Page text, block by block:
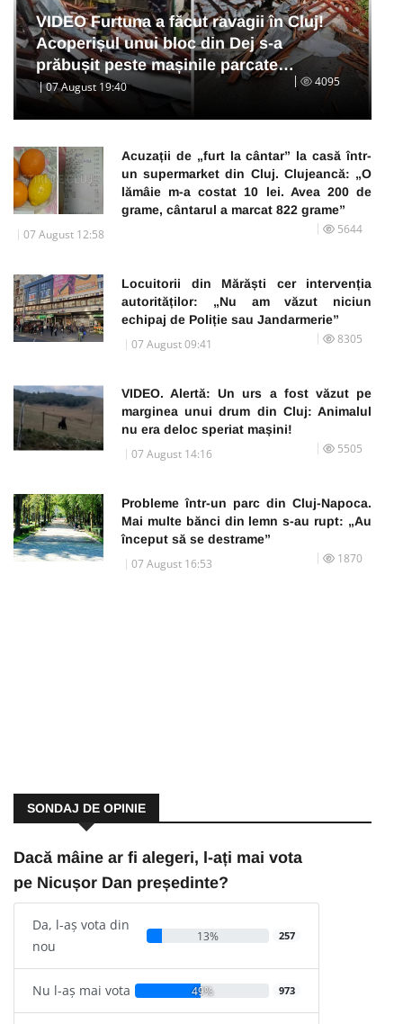
VIDEO Furtuna a făcut ravagii în Cluj!
Acoperișul unui bloc din Dej s-a
prăbușit peste mașinile parcate…
07 August 19:40 4095
Acuzații de „furt la cântar” la casă într-
un supermarket din Cluj. Clujeancă: „O
lămâie m-a costat 10 lei. Avea 200 de
grame, cântarul a marcat 822 grame”
07 August 12:58 5644
Locuitorii din Mărăști cer intervenția
autorităților: „Nu am văzut niciun
echipaj de Poliție sau Jandarmerie”
07 August 09:41 8305
VIDEO. Alertă: Un urs a fost văzut pe
marginea unui drum din Cluj: Animalul
nu era deloc speriat mașini!
07 August 14:16 5505
Probleme într-un parc din Cluj-Napoca.
Mai multe bănci din lemn s-au rupt: „Au
început să se destrame”
07 August 16:53 1870
SONDAJ DE OPINIE
Dacă mâine ar fi alegeri, l-ați mai vota
pe Nicușor Dan președinte?
Da, l-aș vota din
nou
13% 257
Nu l-aș mai vota 49% 973